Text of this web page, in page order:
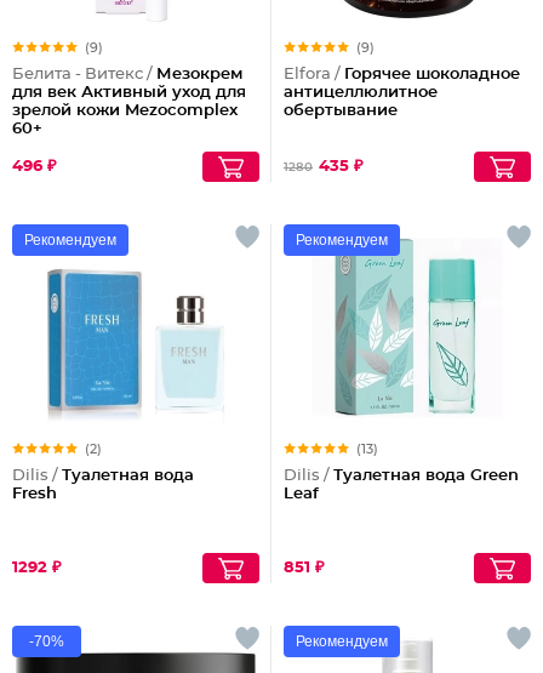
(9)
Белита - Витекс / Мезокрем
для век Активный уход для
зрелой кожи Mezocomplex
60+
496 ₽
(9)
Elfora / Горячее шоколадное
антицеллюлитное
обертывание
1280 435 ₽
Рекомендуем
(2)
Dilis / Туалетная вода
Fresh
1292 ₽
Рекомендуем
(13)
Dilis / Туалетная вода Green
Leaf
851 ₽
-70% Рекомендуем